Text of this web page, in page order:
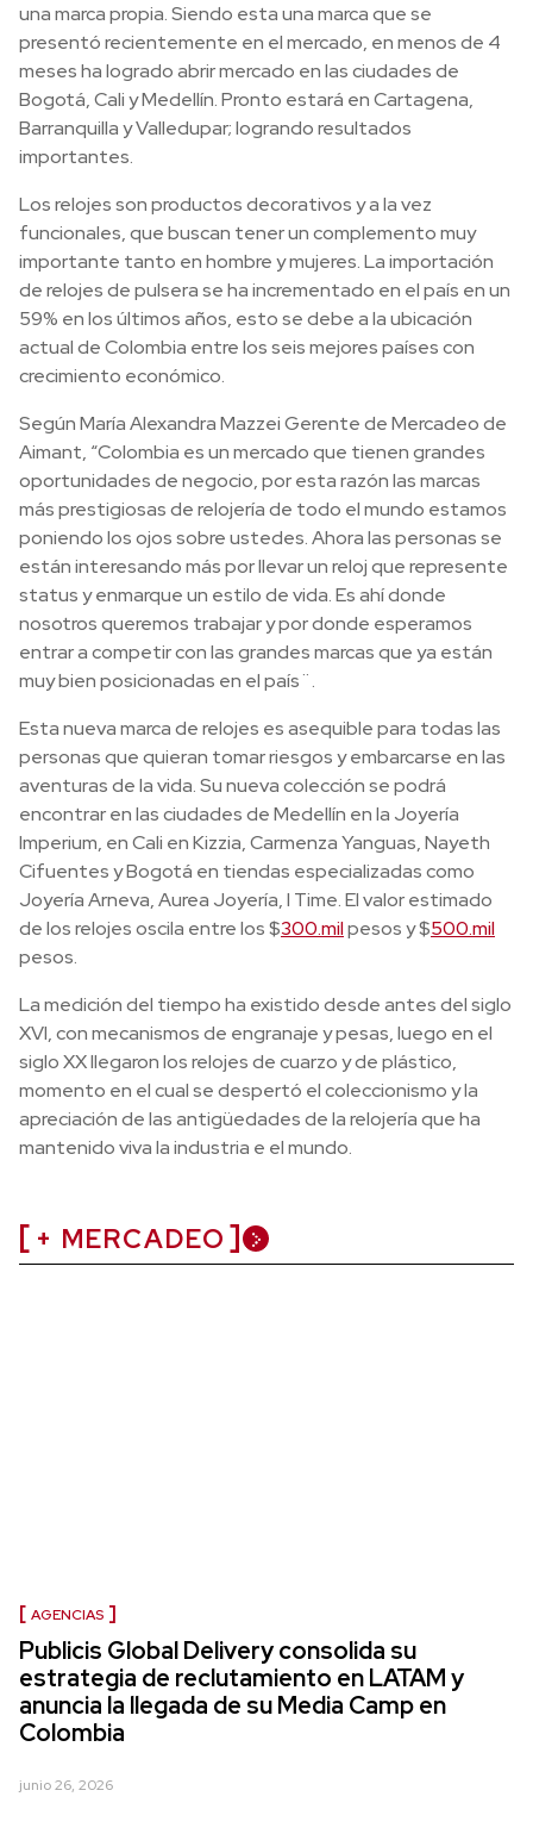
una marca propia. Siendo esta una marca que se
presentó recientemente en el mercado, en menos de 4
meses ha logrado abrir mercado en las ciudades de
Bogotá, Cali y Medellín. Pronto estará en Cartagena,
Barranquilla y Valledupar; logrando resultados
importantes.
Los relojes son productos decorativos y a la vez
funcionales, que buscan tener un complemento muy
importante tanto en hombre y mujeres. La importación
de relojes de pulsera se ha incrementado en el país en un
59% en los últimos años, esto se debe a la ubicación
actual de Colombia entre los seis mejores países con
crecimiento económico.
Según María Alexandra Mazzei Gerente de Mercadeo de
Aimant, “Colombia es un mercado que tienen grandes
oportunidades de negocio, por esta razón las marcas
más prestigiosas de relojería de todo el mundo estamos
poniendo los ojos sobre ustedes. Ahora las personas se
están interesando más por llevar un reloj que represente
status y enmarque un estilo de vida. Es ahí donde
nosotros queremos trabajar y por donde esperamos
entrar a competir con las grandes marcas que ya están
muy bien posicionadas en el país¨.
Esta nueva marca de relojes es asequible para todas las
personas que quieran tomar riesgos y embarcarse en las
aventuras de la vida. Su nueva colección se podrá
encontrar en las ciudades de Medellín en la Joyería
Imperium, en Cali en Kizzia, Carmenza Yanguas, Nayeth
Cifuentes y Bogotá en tiendas especializadas como
Joyería Arneva, Aurea Joyería, I Time. El valor estimado
de los relojes oscila entre los $300.milpesos y $500.mil
pesos.
La medición del tiempo ha existido desde antes del siglo
XVI, con mecanismos de engranaje y pesas, luego en el
siglo XX llegaron los relojes de cuarzo y de plástico,
momento en el cual se despertó el coleccionismo y la
apreciación de las antigüedades de la relojería que ha
mantenido viva la industria e el mundo.
+ MERCADEO
AGENCIAS
Publicis Global Delivery consolida su
estrategia de reclutamiento en LATAM y
anuncia la llegada de su Media Camp en
Colombia
junio 26, 2026